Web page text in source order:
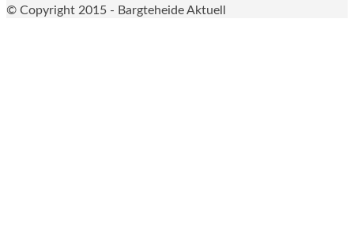
© Copyright 2015 - Bargteheide Aktuell